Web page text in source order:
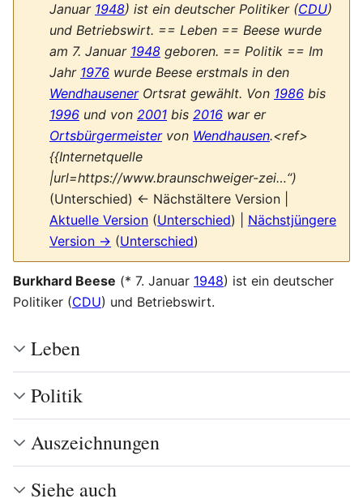
Januar 1948) ist ein deutscher Politiker (CDU)
und Betriebswirt. == Leben == Beese wurde
am 7. Januar 1948 geboren. == Politik == Im
Jahr 1976 wurde Beese erstmals in den
WendhausenerOrtsrat gewählt. Von 1986 bis
1996 und von 2001 bis 2016 war er
Ortsbürgermeistervon Wendhausen.<ref>
{{Internetquelle
|url=https://www.braunschweiger-zei…“)
(Unterschied) ← Nächstältere Version |
Aktuelle Version (Unterschied) | Nächstjüngere
Version → (Unterschied)
Burkhard Beese (* 7. Januar 1948) ist ein deutscher
Politiker (CDU) und Betriebswirt.
Leben
Politik
Auszeichnungen
Siehe auch